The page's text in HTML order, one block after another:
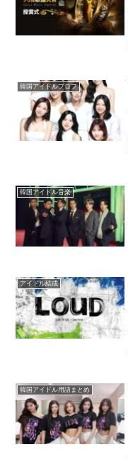
韓国アイドルプロフ
韓国アイドル音楽
アイドル結成
韓国アイドル用語まとめ